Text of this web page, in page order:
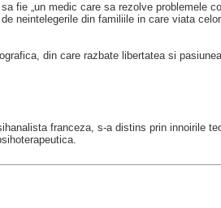
fie „un medic care sa rezolve problemele
neintelegerile din familiile in care viata
din care razbate libertatea si
franceza, s-a distins prin innoirile